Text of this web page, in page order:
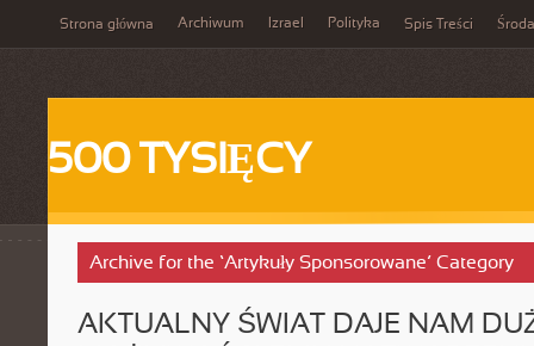
Strona główna Archiwum Izrael Polityka Spis Treści Środa
500 TYSIĘCY
Archive for the ‘Artykuły Sponsorowane’ Category
AKTUALNY ŚWIAT DAJE NAM